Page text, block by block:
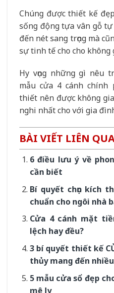
Chúng được thiết kế
sống động tựa vân gỗ
đến nét sang trọng mà
sự tinh tế cho cho không
Hy vọng những gì nêu
mẫu cửa 4 cánh chính
thiết nên được không
nghi nhất cho với gia
BÀI VIẾT LIÊN
6 điều lưu ý về
cần biết
Bí quyết chọn kích
chuẩn cho ngôi nhà
Cửa 4 cánh mặt
lệch hay đều?
3 bí quyết thiết kế
thủy mang đến
5 mẫu cửa sổ đẹp
mê ly